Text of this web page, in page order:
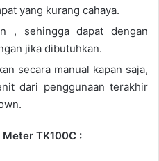
yang kurang cahaya.
, sehingga dapat dengan
jika dibutuhkan.
secara manual kapan saja,
dari penggunaan terakhir
TK100C :